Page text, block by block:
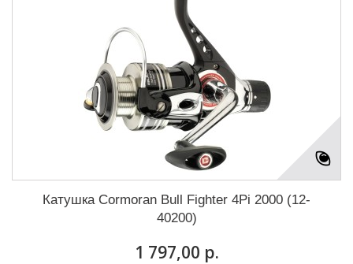
Катушка Cormoran Bull Fighter 4Pi 2000 (12-
40200)
1 797,00 р.